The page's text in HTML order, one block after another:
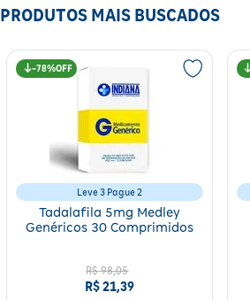
PRODUTOS MAIS BUSCADOS
78%
Leve 3 Pague 2
Tadalafila 5mg Medley
Genéricos 30 Comprimidos
R$ 98,05
R$21,39